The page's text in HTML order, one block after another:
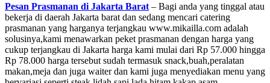
Pesan Prasmanan di Jakarta Barat – Bagi anda yang tinggal atau
bekerja di daerah Jakarta barat dan sedang mencari catering
prasmanan yang harganya terjangkau www.mikailla.com adalah
solusinya,kami menawarkan peket prasmanan dengan harga yang
cukup terjangkau di Jakarta harga kami mulai dari Rp 57.000 hingga
Rp 78.000 harga tersebut sudah termasuk snack,buah,peralatan
makan,meja dan juga waiter dan kami juga menyediakan menu yang